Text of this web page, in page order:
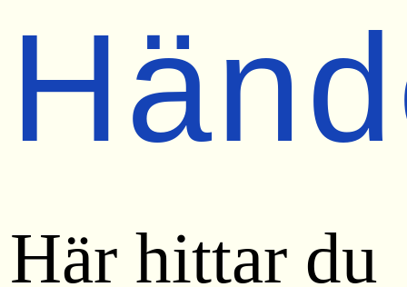
Här hittar du